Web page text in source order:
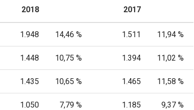
2018 2017
1.948 14,46 % 1.511 11,94 %
1.448 10,75 % 1.394 11,02 %
1.435 10,65 % 1.465 11,58 %
1.050 7,79 % 1.185 9,37 %